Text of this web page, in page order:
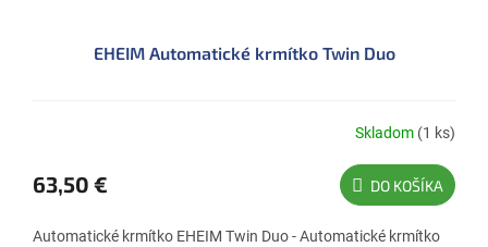
EHEIM Automatické krmítko Twin Duo
Skladom (1 ks)
63,50 € DO KOŠÍKA
Automatické krmítko EHEIM Twin Duo - Automatické krmítko